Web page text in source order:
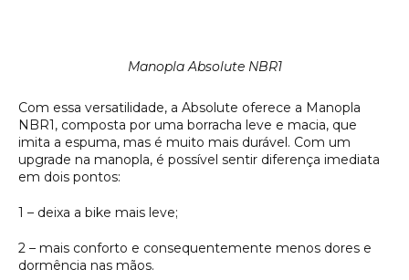
Manopla Absolute NBR1
Com essa versatilidade, a Absolute oferece a Manopla
NBR1, composta por uma borracha leve e macia, que
imita a espuma, mas é muito mais durável. Com um
upgrade na manopla, é possível sentir diferença imediata
em dois pontos:
1 – deixa a bike mais leve;
2 – mais conforto e consequentemente menos dores e
dormência nas mãos.